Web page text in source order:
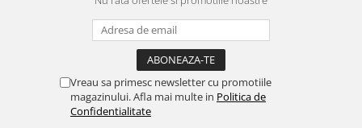
Vreau sa primesc newsletter cu promotiile
magazinului. Afla mai multe in Politica de
Confidentialitate